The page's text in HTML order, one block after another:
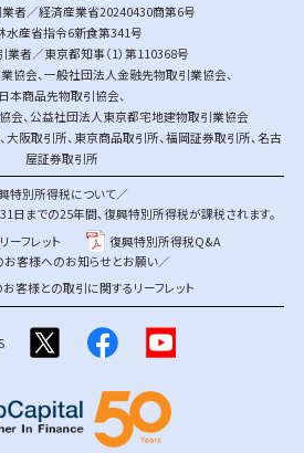
者／経済産業省20240430商第6号
水産省指令6新食第341号
業者／東京都知事（1）第110368号
協会、 一般社団法人金融先物取引業協会、
日本商品先物取引協会、
会、 公益社団法人東京都宅地建物取引業協会
、大阪取引所、 東京商品取引所、福岡証券取引所、名古
屋証券取引所
特別所得税について／
日までの25年間、復興特別所得税が課税されます。
ーフレット
復興特別所得税Q&A
客様へのお知らせとお願い／
客様との取引に関するリーフレット